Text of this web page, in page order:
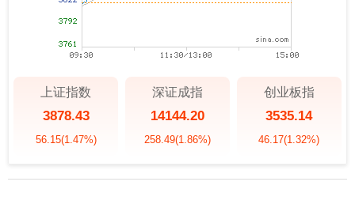
上证指数
3878.43
56.15(1.47%)
深证成指
14144.20
258.49(1.86%)
创业板指
3535.14
46.17(1.32%)